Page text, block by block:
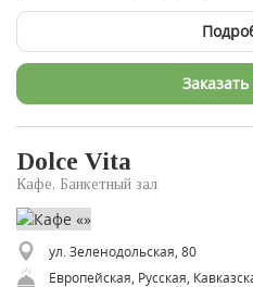
Dolce Vita
Кафе, Банкетный зал
ул. Зеленодольская, 80
Европейская, Русская,